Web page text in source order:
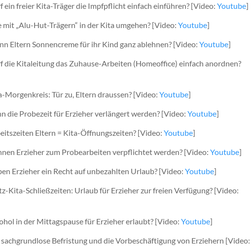
ein freier Kita-Träger die Impfpflicht einfach einführen? [Video: Youtube]
„Alu-Hut-Trägern“ in der Kita umgehen? [Video: Youtube]
Eltern Sonnencreme für ihr Kind ganz ablehnen? [Video: Youtube]
die Kitaleitung das Zuhause-Arbeiten (Homeoffice) einfach anordnen?
Tür zu, Eltern draussen? [Video: Youtube]
die Probezeit für Erzieher verlängert werden? [Video: Youtube]
Eltern = Kita-Öffnungszeiten? [Video: Youtube]
Erzieher zum Probearbeiten verpflichtet werden? [Video: Youtube]
Erzieher ein Recht auf unbezahlten Urlaub? [Video: Youtube]
Kita-Schließzeiten: Urlaub für Erzieher zur freien Verfügung? [Video:
in der Mittagspause für Erzieher erlaubt? [Video: Youtube]
Befristung und die Vorbeschäftigung von Erziehern [Video: